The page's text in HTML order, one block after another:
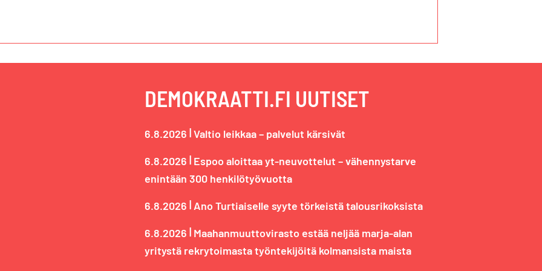
DEMOKRAATTI.FI UUTISET
6.8.2026 |Valtio leikkaa – palvelut kärsivät
6.8.2026 | Espoo aloittaa yt-neuvottelut – vähennystarve
enintään 300 henkilötyövuotta
6.8.2026 | Ano Turtiaiselle syyte törkeistä talousrikoksista
6.8.2026 | Maahanmuuttovirasto estää neljää marja-alan
yritystä rekrytoimasta työntekijöitä kolmansista maista